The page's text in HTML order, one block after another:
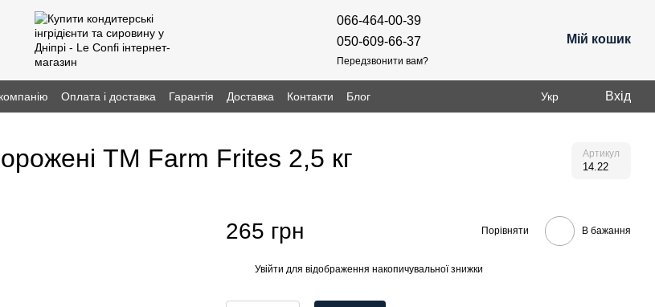
066-464-00-39
050-609-66-37
Передзвонити вам?
Мій кошик
Оплата і доставка Гарантія Доставка Контакти Блог Укр Вхід
TM Farm Frites 2,5 кг Артикул
14.22
265 грн Порівняти В бажання
Увійти для відображення накопичувальної знижки